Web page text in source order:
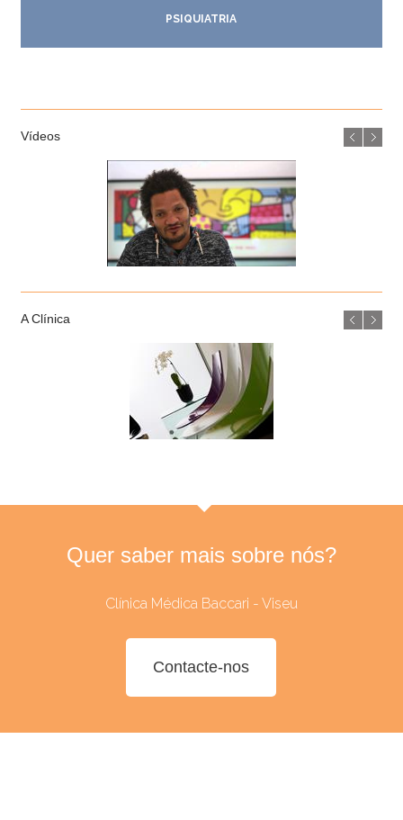
PSIQUIATRIA
Vídeos
A Clínica
Quer saber mais sobre nós?
Clínica Médica Baccari - Viseu
Contacte-nos